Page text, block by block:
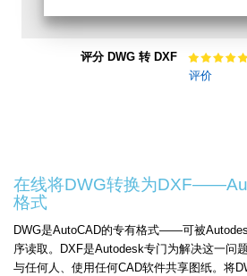
评分 DWG 转 DXF
评价
在线将DWG转换为
格式
DWG是AutoCAD的专有格式——可被
序读取。DXF是Autodesk专门为解决这一问
与任何人、使用任何CAD软件共享图纸。将